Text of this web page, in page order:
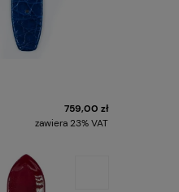
759,00 zł
zawiera 23% VAT